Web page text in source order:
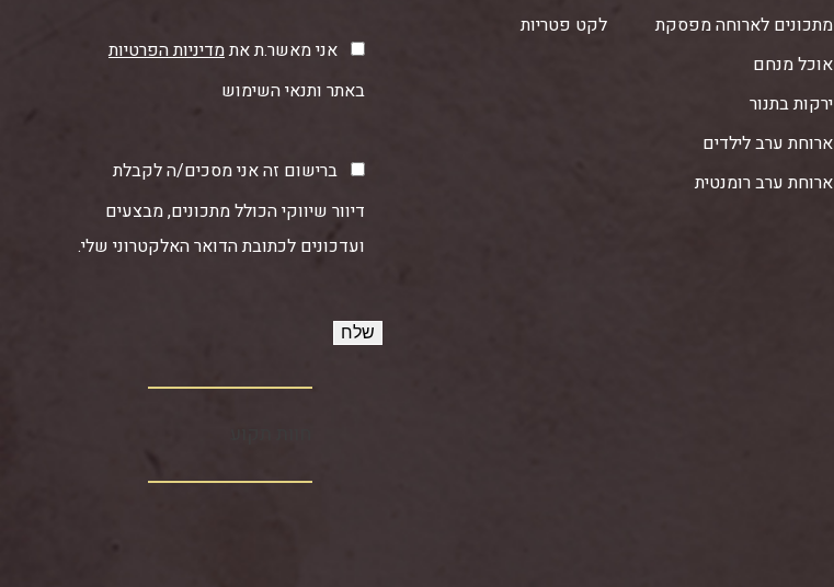
מתכונים לארוחה מפסקת
אוכל מנחם
ירקות בתנור
ארוחת ערב לילדים
ארוחת ערב רומנטית
לקט פטריות
אני מאשר.ת אתמדיניות הפרטיות
באתר ותנאי השימוש
ברישום זה אני מסכים/ה לקבלת
דיוור שיווקי הכולל מתכונים, מבצעים
ועדכונים לכתובת הדואר האלקטרוני שלי.